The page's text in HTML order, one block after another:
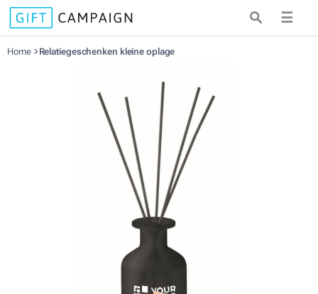
☰
Home Relatiegeschenken kleine oplage